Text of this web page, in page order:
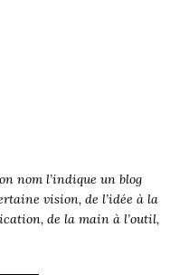
nom l’indique un blog
vision, de l’idée à la
de la main à l’outil,